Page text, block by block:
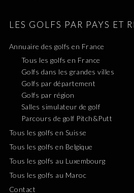
LES GOLFS PAR PAYS ET
Annuaire des golfs en France
Tous les golfs en France
Golfs dans les grandes villes
Golfs par département
Golfs par région
Salles simulateur de golf
Parcours de golf Pitch&Putt
Tous les golfs en Suisse
Tous les golfs en Belgique
Tous les golfs au Luxembourg
Tous les golfs au Maroc
Contact